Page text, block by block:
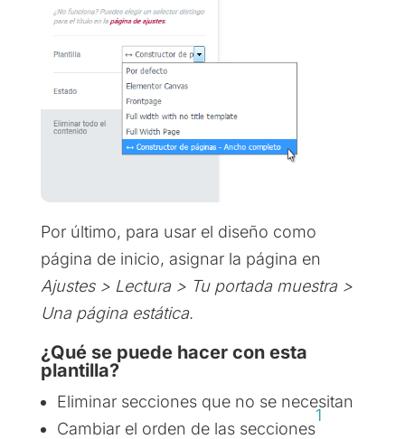
Por último, para usar el diseño como
página de inicio, asignar la página en
Ajustes > Lectura > Tu portada muestra >
Una página estática.
¿Qué se puede hacer con esta
plantilla?
Eliminar secciones que no se necesitan
Cambiar el orden de las secciones
1